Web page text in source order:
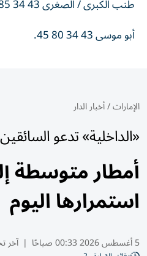
طنب الكبرى / الصغرى 43 34 85 40
أبو موسى 43 34 80 45.
الإمارات/أخبار الدار
«الداخلية» تدعو
أمطار متوسطة
استمرارها اليوم
5 أغسطس 2026 00:33 صباحًا | آخر